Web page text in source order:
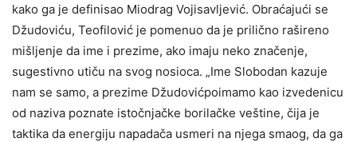
kako ga je definisao Miodrag Vojisavljević. Obraćajući se
Džudoviću, Teofilović je pomenuo da je prilično rašireno
mišljenje da ime i prezime, ako imaju neko značenje,
sugestivno utiču na svog nosioca. „Ime Slobodan kazuje
nam se samo, a prezime Džudovićpoimamo kao izvedenicu
od naziva poznate istočnjačke borilačke veštine, čija je
taktika da energiju napadača usmeri na njega smaog, da ga